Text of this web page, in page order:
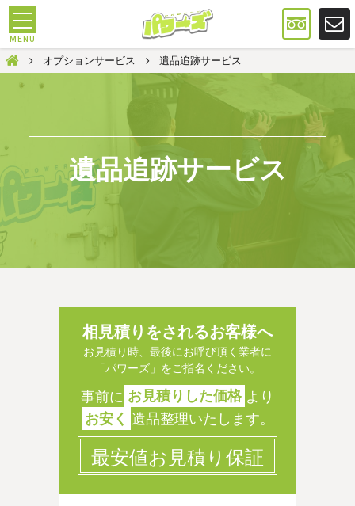
遺品整理は大阪のパワーズ
オプションサービス 遺品追跡サービス
遺品追跡サービス
相見積りをされるお客様へ
お見積り時、最後にお呼び頂く業者に
「パワーズ」をご指名ください。
事前に お見積りした価格 より
お安く 遺品整理いたします。
最安値お見積り保証